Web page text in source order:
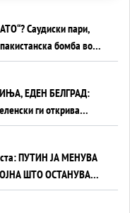
Саудиски пари,
бомба во
- или ќе стане
ЕДЕН БЕЛГРАД:
ги открива
на балансирање
ПУТИН ЈА МЕНУВА
ШТО ОСТАНУВА